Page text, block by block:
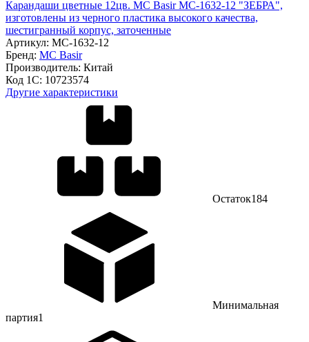
Карандаши цветные 12цв. MC Basir МС-1632-12 "ЗЕБРА",
изготовлены из черного пластика высокого качества,
шестигранный корпус, заточенные
Артикул: МС-1632-12
Бренд: MC Basir
Производитель: Китай
Код 1С: 10723574
Другие характеристики
Остаток184
Минимальная
партия1